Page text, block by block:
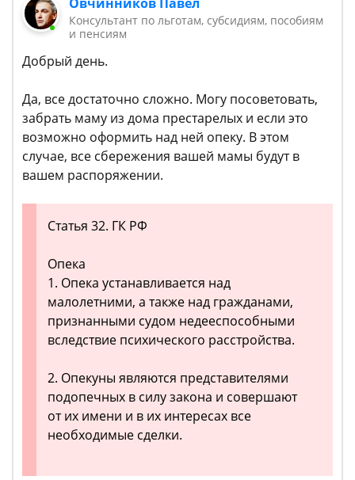
Консультант по льготам, субсидиям, пособиям
и пенсиям
Добрый день.
Да, все достаточно сложно. Могу посоветовать,
забрать маму из дома престарелых и если это
возможно оформить над ней опеку. В этом
случае, все сбережения вашей мамы будут в
вашем распоряжении.
Статья 32. ГК РФ
Опека
1. Опека устанавливается над
малолетними, а также над гражданами,
признанными судом недееспособными
вследствие психического расстройства.
2. Опекуны являются представителями
подопечных в силу закона и совершают
от их имени и в их интересах все
необходимые сделки.